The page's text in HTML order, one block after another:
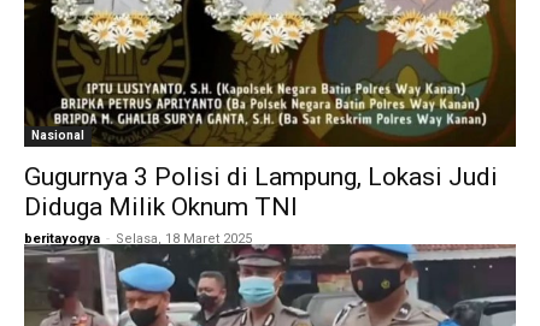
Nasional
Gugurnya 3 Polisi di Lampung, Lokasi Judi
Diduga Milik Oknum TNI
beritayogya - Selasa, 18 Maret 2025